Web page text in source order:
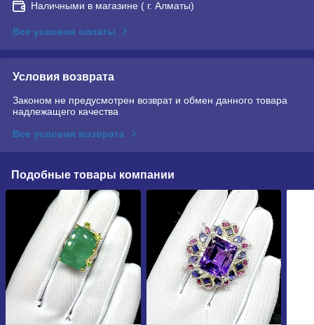
Наличными в магазине ( г. Алматы)
Все условия оплаты
Условия возврата
Законом не предусмотрен возврат и обмен данного товара
надлежащего качества
Все условия возврата
Подобные товары компании